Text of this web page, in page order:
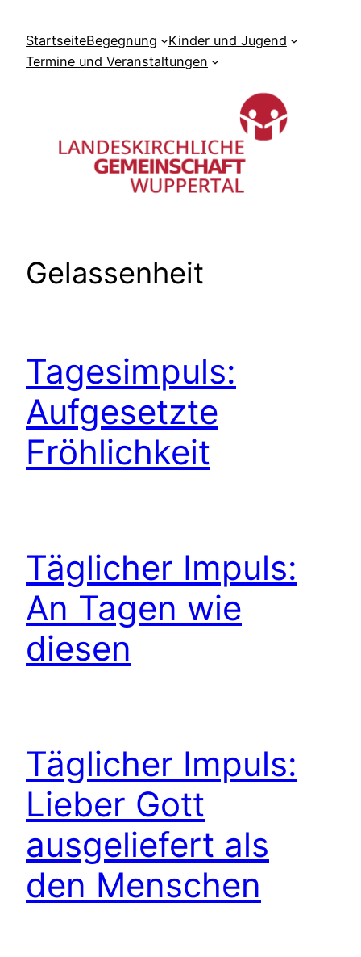
Inhalt
springen
StartseiteBegegnung
Kinder und Jugend
Termine und Veranstaltungen
Gelassenheit
Tagesimpuls:
Aufgesetzte
Fröhlichkeit
Täglicher Impuls:
An Tagen wie
diesen
Täglicher Impuls:
Lieber Gott
ausgeliefert als
den Menschen